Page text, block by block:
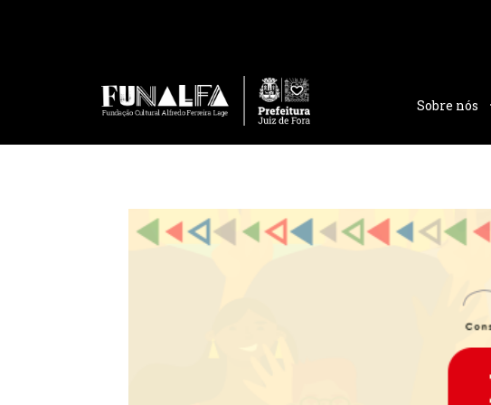
Sobre nós